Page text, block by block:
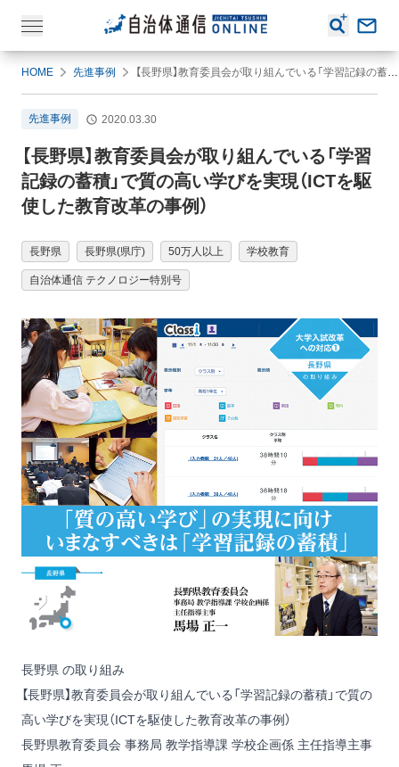
HOME 先進事例 【長野県】教育委員会が取り組んでいる「学習記録の蓄積」で質の高い学びを実現（ICTを駆使した教育改革の事例）
先進事例 2020.03.30
【長野県】教育委員会が取り組んでいる「学習
記録の蓄積」で質の高い学びを実現（ICTを駆
使した教育改革の事例）
長野県 長野県(県庁) 50万人以上 学校教育
自治体通信 テクノロジー特別号
長野県 の取り組み
【長野県】教育委員会が取り組んでいる「学習記録の蓄積」で質の
高い学びを実現（ICTを駆使した教育改革の事例）
長野県教育委員会 事務局 教学指導課 学校企画係 主任指導主事